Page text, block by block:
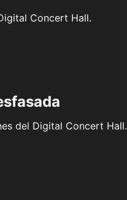
Concert Hall.
del Digital Concert Hall.